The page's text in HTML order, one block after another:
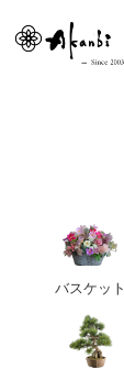
バスケット